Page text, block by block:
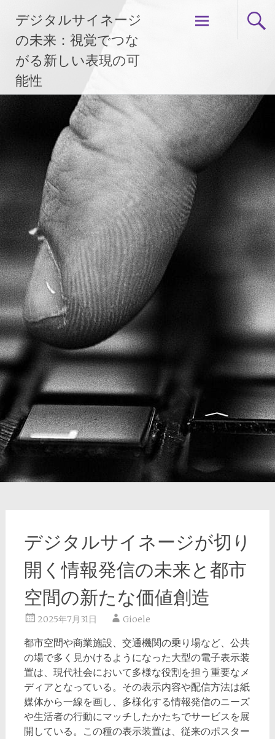
ス
デジタルサイネージ
の未来：視覚でつな
がる新しい表現の可
能性
デジタルサイネージが切り
開く情報発信の未来と都市
空間の新たな価値創造
2025年7月31日 Gioele
都市空間や商業施設、交通機関の乗り場など、公共
の場で多く見かけるようになった大型の電子表示装
置は、現代社会において多様な役割を担う重要なメ
ディアとなっている。 その表示内容や配信方法は紙
媒体から一線を画し、多様化する情報発信のニーズ
や生活者の行動にマッチしたかたちでサービスを展
開している。この種の表示装置は、従来のポスター